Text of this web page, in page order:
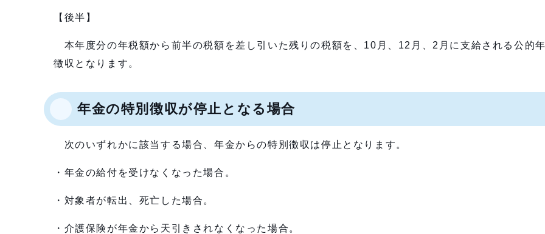
【後半】
本年度分の年税額から前半の税額を差し引いた残りの税額を、10月、12月、2月に支給される公的年
徴収となります。
年金の特別徴収が停止となる場合
次のいずれかに該当する場合、年金からの特別徴収は停止となります。
・年金の給付を受けなくなった場合。
・対象者が転出、死亡した場合。
・介護保険が年金から天引きされなくなった場合。